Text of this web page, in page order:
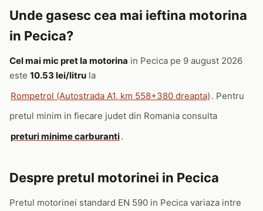
Unde gasesc cea mai ieftina motorina
in Pecica?
Cel mai mic pret la motorina in Pecica pe 9 august 2026
este 10.53 lei/litru la
Rompetrol (Autostrada A1, km 558+380 dreapta) . Pentru
pretul minim in fiecare judet din Romania consulta
preturi minime carburanti.
Despre pretul motorinei in Pecica
Pretul motorinei standard EN 590 in Pecica variaza intre